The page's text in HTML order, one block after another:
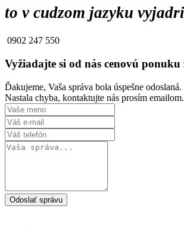
to v cudzom jazyku
0902 247 550
Vyžiadajte si od nás cenovú ponuku
Ďakujeme, Vaša správa bola úspešne odoslaná.
Nastala chyba, kontaktujte nás prosím emailom.
Odoslať správu